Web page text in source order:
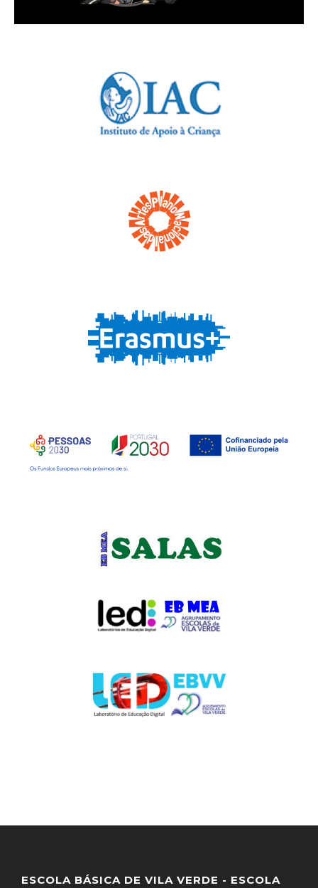
ESCOLA BÁSICA DE VILA VERDE - ESCOLA